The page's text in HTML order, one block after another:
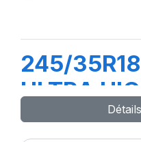
245/
ULTRA